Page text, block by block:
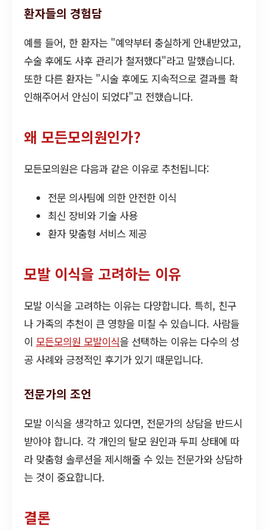
환자들의 경험담
예를 들어, 한 환자는 "예약부터 충실하게 안내받았고,
수술 후에도 사후 관리가 철저했다"라고 말했습니다.
또한 다른 환자는 "시술 후에도 지속적으로 결과를 확
인해주어서 안심이 되었다"고 전했습니다.
왜 모든모의원인가?
모든모의원은 다음과 같은 이유로 추천됩니다:
전문 의사팀에 의한 안전한 이식
최신 장비와 기술 사용
환자 맞춤형 서비스 제공
모발 이식을 고려하는 이유
모발 이식을 고려하는 이유는 다양합니다. 특히, 친구
나 가족의 추천이 큰 영향을 미칠 수 있습니다. 사람들
이 모든모의원 모발이식을 선택하는 이유는 다수의 성
공 사례와 긍정적인 후기가 있기 때문입니다.
전문가의 조언
모발 이식을 생각하고 있다면, 전문가의 상담을 반드시
받아야 합니다. 각 개인의 탈모 원인과 두피 상태에 따
라 맞춤형 솔루션을 제시해줄 수 있는 전문가와 상담하
는 것이 중요합니다.
결론